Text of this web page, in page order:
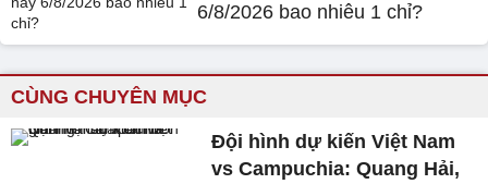
6/8/2026 bao nhiêu 1 chỉ?
CÙNG CHUYÊN MỤC
Đội hình dự kiến Việt Nam
vs Campuchia: Quang Hải,